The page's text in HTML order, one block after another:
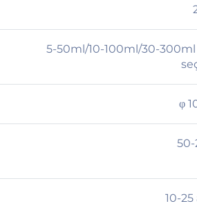
5-50ml/10-100ml/30-
φ
10-